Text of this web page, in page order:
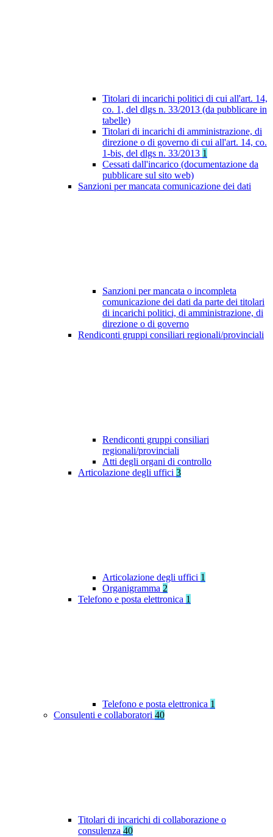
Titolari di incarichi politici di cui all'art. 14,
co. 1, del dlgs n. 33/2013 (da pubblicare in
tabelle)
Titolari di incarichi di amministrazione, di
direzione o di governo di cui all'art. 14, co.
1-bis, del dlgs n. 33/2013 1
Cessati dall'incarico (documentazione da
pubblicare sul sito web)
Sanzioni per mancata comunicazione dei dati
Sanzioni per mancata o incompleta
comunicazione dei dati da parte dei titolari
di incarichi politici, di amministrazione, di
direzione o di governo
Rendiconti gruppi consiliari regionali/provinciali
Rendiconti gruppi consiliari
regionali/provinciali
Atti degli organi di controllo
Articolazione degli uffici 3
Articolazione degli uffici 1
Organigramma 2
Telefono e posta elettronica 1
Telefono e posta elettronica 1
Consulenti e collaboratori 40
Titolari di incarichi di collaborazione o
consulenza 40